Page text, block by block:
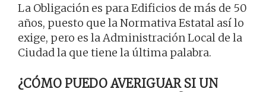
La Obligación es para Edificios de más de 50
años, puesto que la Normativa Estatal así lo
exige, pero es la Administración Local de la
Ciudad la que tiene la última palabra.
¿CÓMO PUEDO AVERIGUAR SI UN